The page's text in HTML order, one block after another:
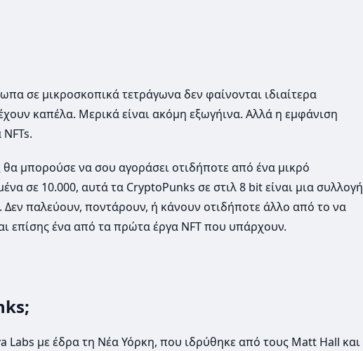
σε μικροσκοπικά τετράγωνα δεν φαίνονται ιδιαίτερα
καπέλα. Μερικά είναι ακόμη εξωγήινα. Αλλά η εμφάνιση
μπορούσε να σου αγοράσει οτιδήποτε από ένα μικρό
σε 10.000, αυτά τα CryptoPunks σε στιλ 8 bit είναι μια συλλογή
Δεν παλεύουν, ποντάρουν, ή κάνουν οτιδήποτε άλλο από το να
επίσης ένα από τα πρώτα έργα NFT που υπάρχουν.
Labs με έδρα τη Νέα Υόρκη, που ιδρύθηκε από τους Matt Hall και